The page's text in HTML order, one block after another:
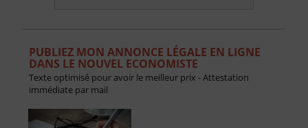
PUBLIEZ MON ANNONCE LÉGALE EN LIGNE
DANS LE NOUVEL ECONOMISTE
Texte optimisé pour avoir le meilleur prix - Attestation
immédiate par mail